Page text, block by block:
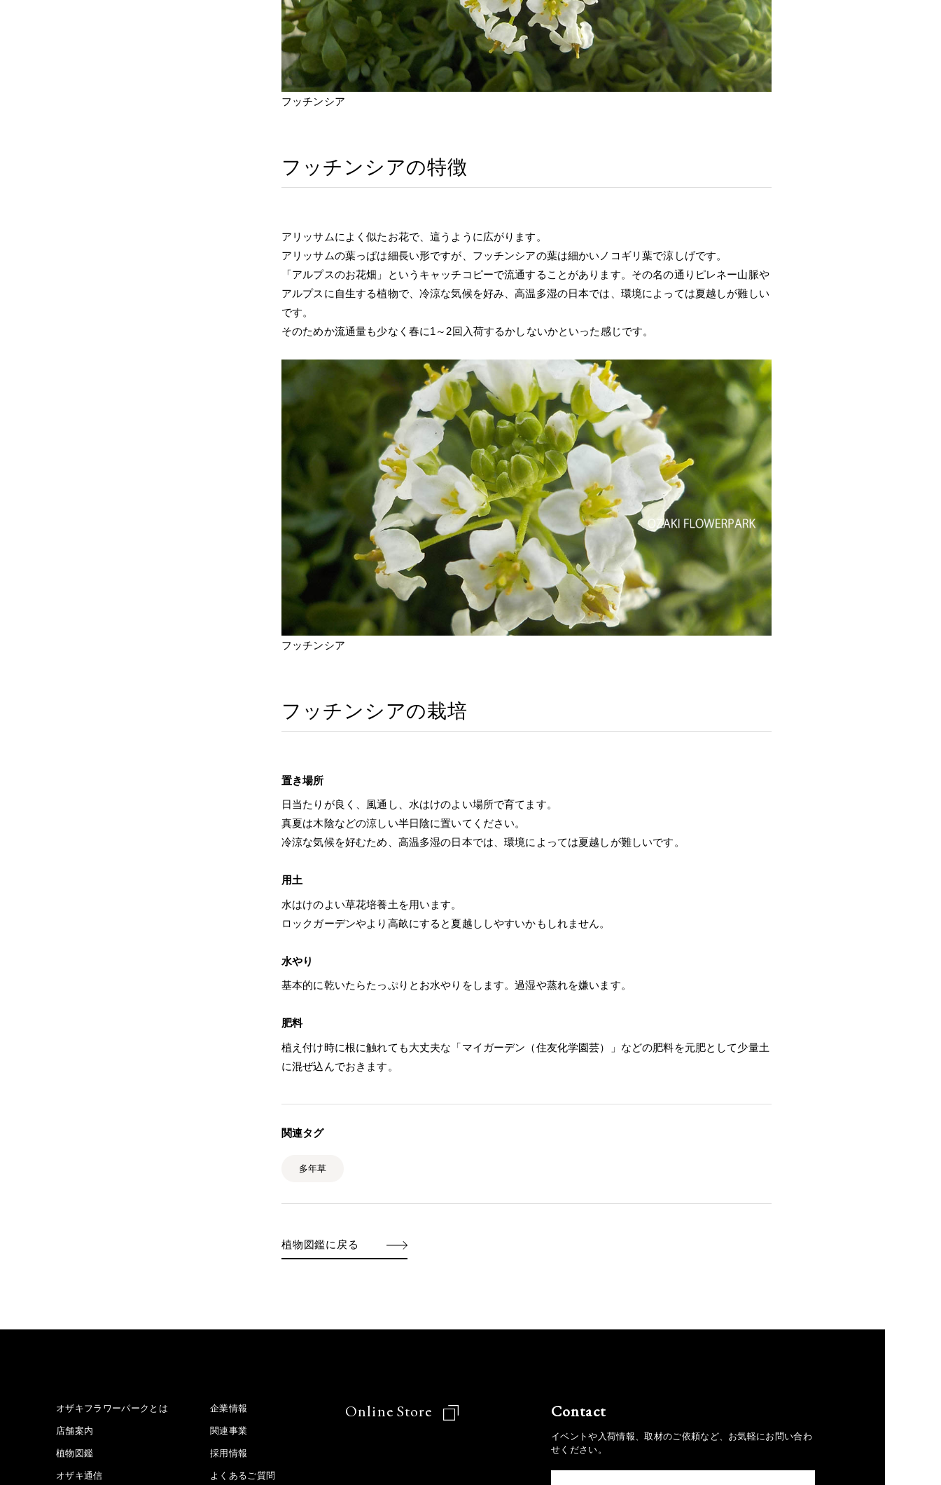
フッチンシア
フッチンシアの特徴
アリッサムによく似たお花で、這うように広がります。
アリッサムの葉っぱは細長い形ですが、フッチンシアの葉は細かいノコギリ葉で涼しげです。
「アルプスのお花畑」というキャッチコピーで流通することがあります。その名の通りピレネー山脈や
アルプスに自生する植物で、冷涼な気候を好み、高温多湿の日本では、環境によっては夏越しが難しい
です。
そのためか流通量も少なく春に1～2回入荷するかしないかといった感じです。
フッチンシア
フッチンシアの栽培
置き場所
日当たりが良く、風通し、水はけのよい場所で育てます。
真夏は木陰などの涼しい半日陰に置いてください。
冷涼な気候を好むため、高温多湿の日本では、環境によっては夏越しが難しいです。
用土
水はけのよい草花培養土を用います。
ロックガーデンやより高畝にすると夏越ししやすいかもしれません。
水やり
基本的に乾いたらたっぷりとお水やりをします。過湿や蒸れを嫌います。
肥料
植え付け時に根に触れても大丈夫な「マイガーデン（住友化学園芸）」などの肥料を元肥として少量土
に混ぜ込んでおきます。
関連タグ
多年草
植物図鑑に戻る
オザキフラワーパークとは
店舗案内
植物図鑑
オザキ通信
企業情報
関連事業
採用情報
よくあるご質問
Online Store Contact
イベントや入荷情報、取材のご依頼など、お気軽にお問い合わ
せください。